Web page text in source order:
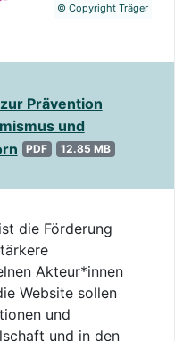
© Copyright Träger
Prävention
und
PDF 12.85 MB
die Förderung
Akteur*innen
Website sollen
und
und in den